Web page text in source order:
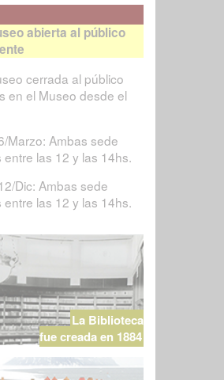
abierta al público
cerrada al público
en el Museo desde el
Marzo: Ambas sede
entre las 12 y las 14hs.
Dic: Ambas sede
entre las 12 y las 14hs.
La Biblioteca
fue creada en 1884